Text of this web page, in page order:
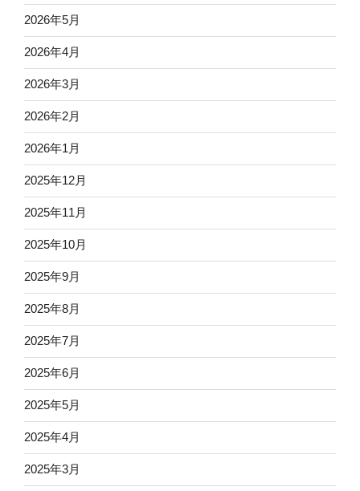
2026年5月
2026年4月
2026年3月
2026年2月
2026年1月
2025年12月
2025年11月
2025年10月
2025年9月
2025年8月
2025年7月
2025年6月
2025年5月
2025年4月
2025年3月